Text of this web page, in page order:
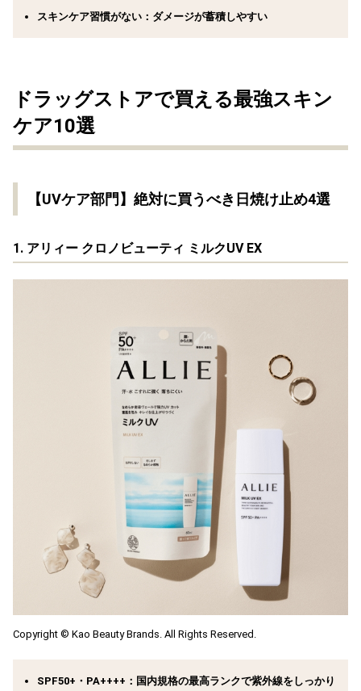
スキンケア習慣がない ：ダメージが蓄積しやすい
ドラッグストアで買える最強スキン
ケア10選
【UVケア部門】絶対に買うべき日焼け止め4選
1. アリィー クロノビューティ ミルクUV EX
Copyright © Kao Beauty Brands. All Rights Reserved.
SPF50+・PA++++：国内規格の最高ランクで紫外線をしっかり